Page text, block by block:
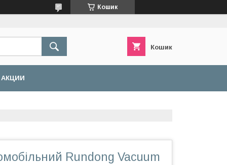
Кошик
Кошик
АКЦИИ
Rundong Vacuum